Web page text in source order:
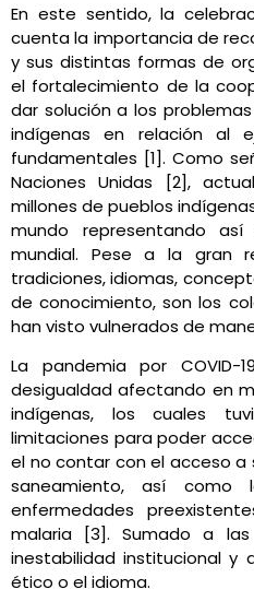
En este sentido, la
cuenta la importancia de
y sus distintas formas de
el fortalecimiento de la
dar solución a los
indígenas en relación al
fundamentales [1]. Como
Naciones Unidas [2],
millones de pueblos
mundo representando
mundial. Pese a la gran
tradiciones, idiomas,
de conocimiento, son los
han visto vulnerados de
La pandemia por
desigualdad afectando en
indígenas, los cuales
limitaciones para poder
el no contar con el acceso a
saneamiento, así como
enfermedades
malaria [3]. Sumado a
inestabilidad institucional y
ético o el idioma.